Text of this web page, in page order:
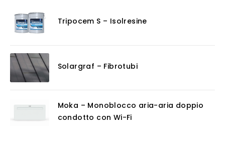
Tripocem S – Isolresine
Solargraf – Fibrotubi
Moka – Monoblocco aria-aria doppio
condotto con Wi-Fi